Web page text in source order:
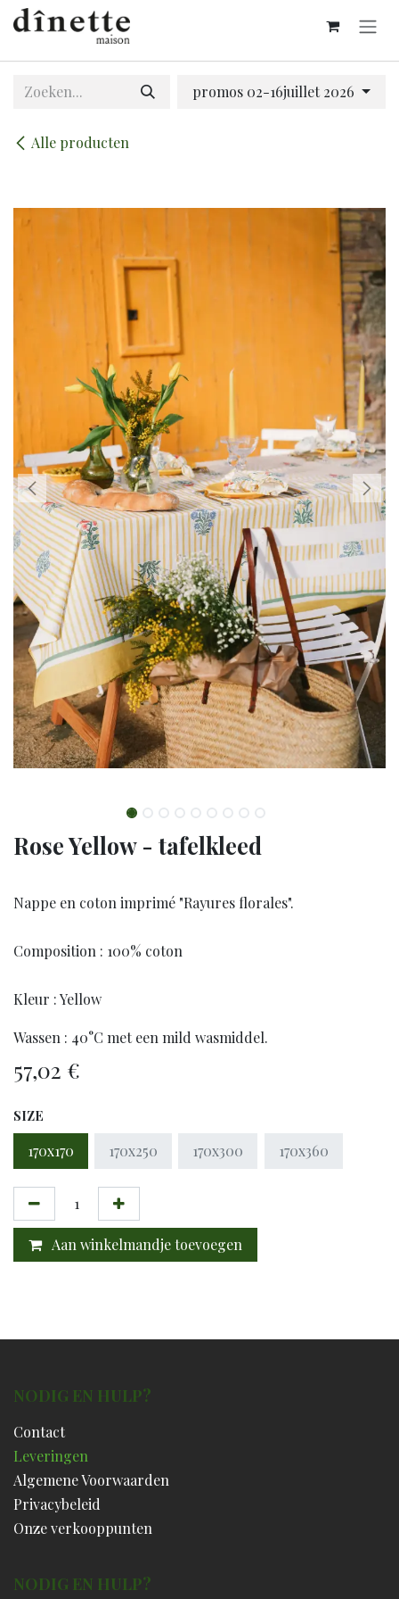
Overslaan naar inhoud
Alle producten
promos 02-16juillet 2026
Rose Yellow - tafelkleed
Nappe en coton imprimé "Rayures florales".
Composition : 100% coton
Kleur : Yellow
Wassen : 40°C met een mild wasmiddel.
57,02 €
SIZE
170x170 170x250 170x300 170x360
Aan winkelmandje toevoegen
NODIG EN HULP?
Contact
Leveringen
Algemene Voorwaarden
Privacybeleid
Onze verkooppunten
NODIG EN HULP?